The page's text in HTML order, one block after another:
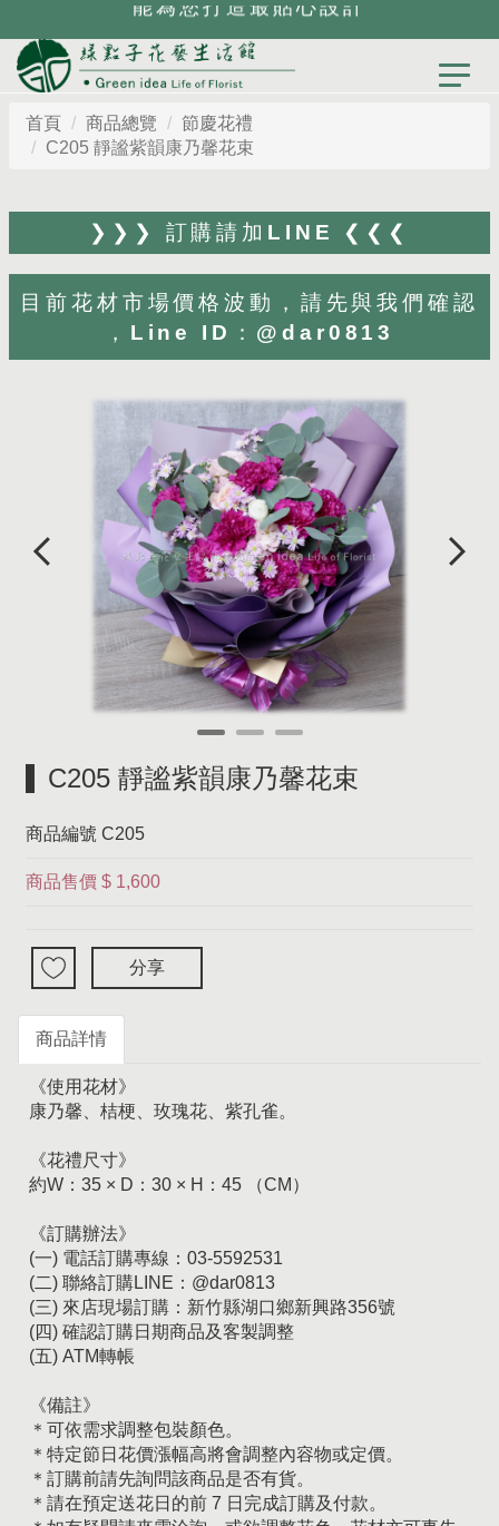
首頁 商品總覽
節慶花禮
C205 靜謐紫韻康乃馨花束
❯❯❯ 訂購請加LINE ❮❮❮
目前花材市場價格波動，請先與我們確認
，Line ID：@dar0813
C205 靜謐紫韻康乃馨花束
商品編號 C205
商品售價 $ 1,600
分享
商品詳情
《使用花材》
康乃馨、桔梗、玫瑰花、紫孔雀。
《花禮尺寸》
約W：35 × D：30 × H：45 （CM）
《訂購辦法》
(一) 電話訂購專線：03-5592531
(二) 聯絡訂購LINE：@dar0813
(三) 來店現場訂購：新竹縣湖口鄉新興路356號
(四) 確認訂購日期商品及客製調整
(五) ATM轉帳
《備註》
＊可依需求調整包裝顏色。
＊特定節日花價漲幅高將會調整內容物或定價。
＊訂購前請先詢問該商品是否有貨。
＊請在預定送花日的前 7 日完成訂購及付款。